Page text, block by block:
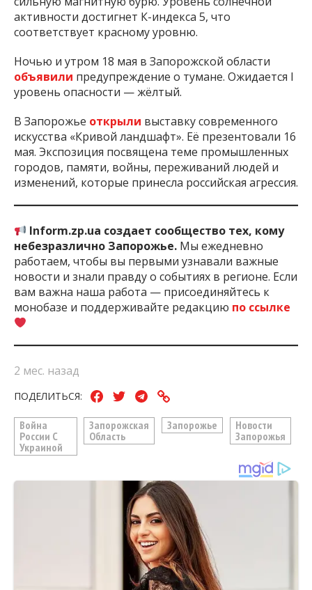
активности достигнет К-индекса 5, что
соответствует красному уровню.
Ночью и утром 18 мая в Запорожской области
объявили предупреждение о тумане. Ожидается I
уровень опасности — жёлтый.
В Запорожье открыли выставку современного
искусства «Кривой ландшафт». Её презентовали 16
мая. Экспозиция посвящена теме промышленных
городов, памяти, войны, переживаний людей и
изменений, которые принесла российская агрессия.
Inform.zp.ua создает сообщество тех, кому
небезразлично Запорожье. Мы ежедневно
работаем, чтобы вы первыми узнавали важные
новости и знали правду о событиях в регионе. Если
вам важна наша работа — присоединяйтесь к
монобазе и поддерживайте редакцию по ссылке
2 мес. назад
ПОДЕЛИТЬСЯ:
Война
России С
Украиной
Запорожская
Область
Запорожье
Новости
Запорожья